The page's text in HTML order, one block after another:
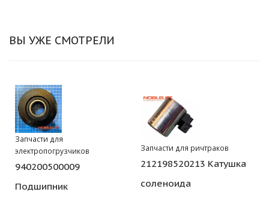
ВЫ УЖЕ СМОТРЕЛИ
Запчасти для
электропогрузчиков
940200500009
Подшипник
Запчасти для ричтраков
212198520213 Катушка
соленоида